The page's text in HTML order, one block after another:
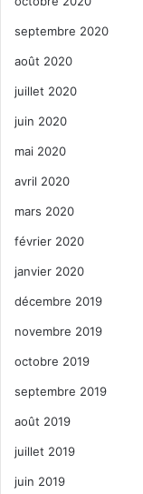
septembre 2020
août 2020
juillet 2020
juin 2020
mai 2020
avril 2020
mars 2020
février 2020
janvier 2020
décembre 2019
novembre 2019
octobre 2019
septembre 2019
août 2019
juillet 2019
juin 2019